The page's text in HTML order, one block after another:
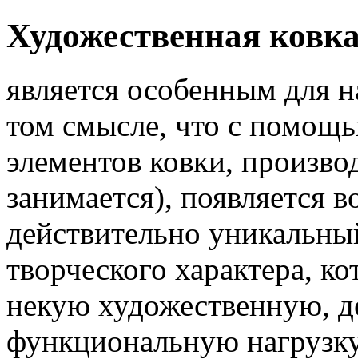
Художественная
является особенным для
том смысле, что с
элементов ковки,
занимается), появляется
действительно
творческого характера,
некую художественную,
функциональную